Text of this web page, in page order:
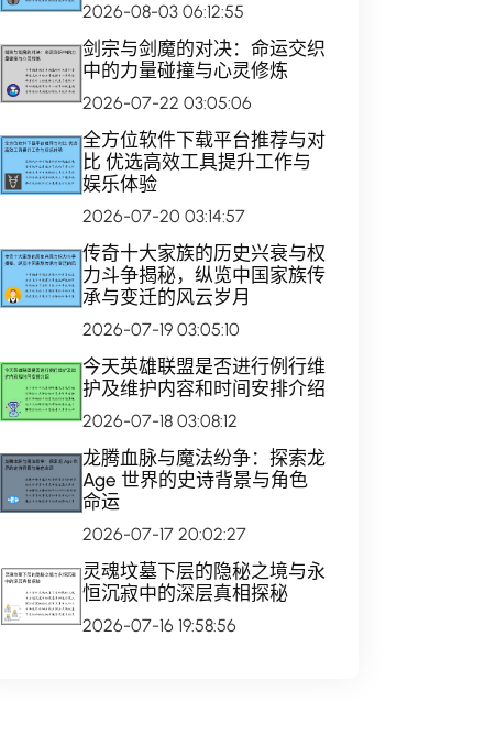
2026-08-03 06:12:55
剑宗与剑魔的对决：命运交织
中的力量碰撞与心灵修炼
2026-07-22 03:05:06
全方位软件下载平台推荐与对
比 优选高效工具提升工作与
娱乐体验
2026-07-20 03:14:57
传奇十大家族的历史兴衰与权
力斗争揭秘，纵览中国家族传
承与变迁的风云岁月
2026-07-19 03:05:10
今天英雄联盟是否进行例行维
护及维护内容和时间安排介绍
2026-07-18 03:08:12
龙腾血脉与魔法纷争：探索龙
Age 世界的史诗背景与角色
命运
2026-07-17 20:02:27
灵魂坟墓下层的隐秘之境与永
恒沉寂中的深层真相探秘
2026-07-16 19:58:56